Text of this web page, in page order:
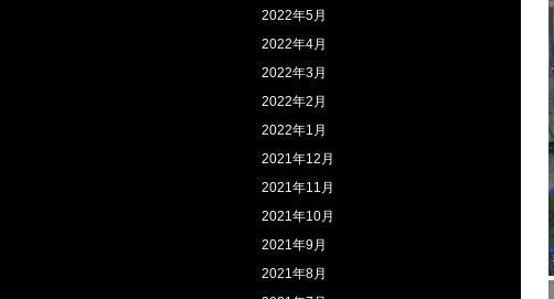
2022年5月
2022年4月
2022年3月
2022年2月
2022年1月
2021年12月
2021年11月
2021年10月
2021年9月
2021年8月